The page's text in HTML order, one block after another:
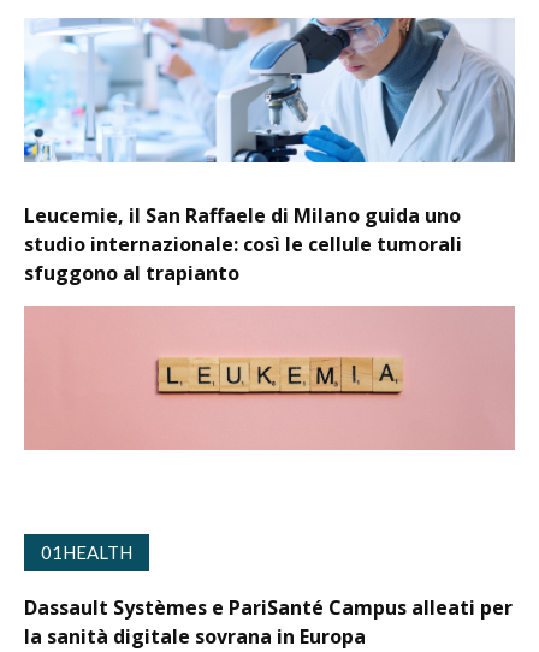
Leucemie, il San Raffaele di Milano guida uno
studio internazionale: così le cellule tumorali
sfuggono al trapianto
01HEALTH
Dassault Systèmes e PariSanté Campus alleati per
la sanità digitale sovrana in Europa